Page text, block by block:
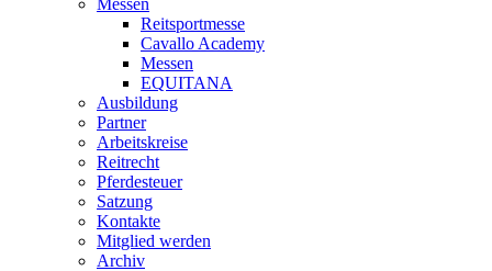
Messen
Reitsportmesse
Cavallo Academy
Messen
EQUITANA
Ausbildung
Partner
Arbeitskreise
Reitrecht
Pferdesteuer
Satzung
Kontakte
Mitglied werden
Archiv